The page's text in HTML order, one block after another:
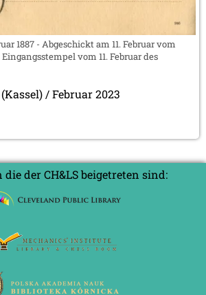
1887 - Abgeschickt am 11. Februar vom
vom 11. Februar des
(Kassel) / Februar 2023
der CH&LS beigetreten sind: